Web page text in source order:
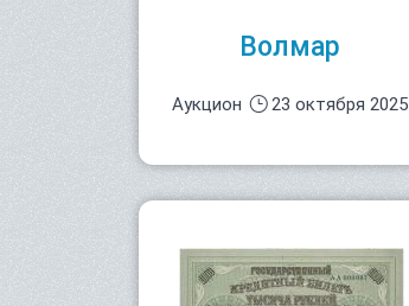
Волмар
Аукцион 23 октября 2025